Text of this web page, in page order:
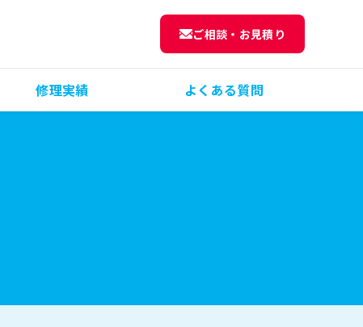
ご相談・お見積り
修理実績 よくある質問